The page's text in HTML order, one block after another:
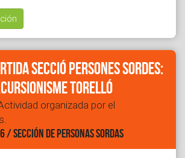
secció Persones Sordes:
Torelló
organizada por el
SECCIÓN DE PERSONAS SORDAS